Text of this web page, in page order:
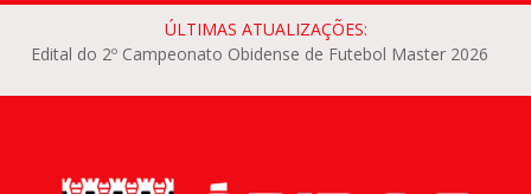
ÚLTIMAS ATUALIZAÇÕES:
Edital do 2º Campeonato Obidense de Futebol Master 2026